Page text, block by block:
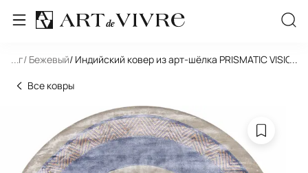
...
Круг/ Бежевый/ Индийский ковер из арт-шёлка PRISMATIC
...
Все ковры